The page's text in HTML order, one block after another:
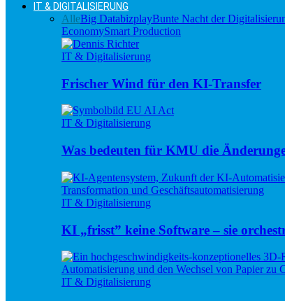
IT & DIGITALISIERUNG
AlleBig DatabizplayBunte Nacht der
EconomySmart Production
IT & Digitalisierung
Frischer Wind für den KI-Transfer
IT & Digitalisierung
Was bedeuten für KMU die
IT & Digitalisierung
KI „frisst” keine Software – sie
IT & Digitalisierung